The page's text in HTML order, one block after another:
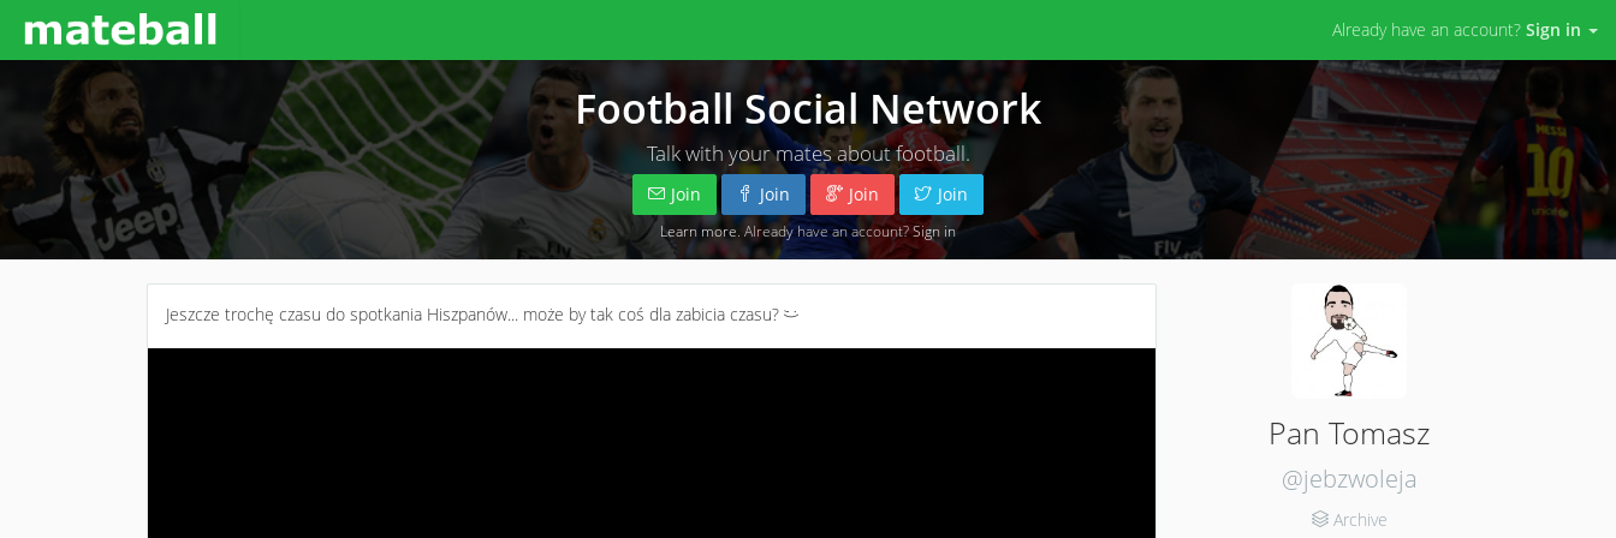
Already have an account? Sign in
Football Social Network
Talk with your mates about football.
Join Join Join Join
Learn more . Already have an account?Sign in
Jeszcze trochę czasu do spotkania Hiszpanów... może by tak coś dla zabicia czasu? ;)
Pan Tomasz
@jebzwoleja
Archive